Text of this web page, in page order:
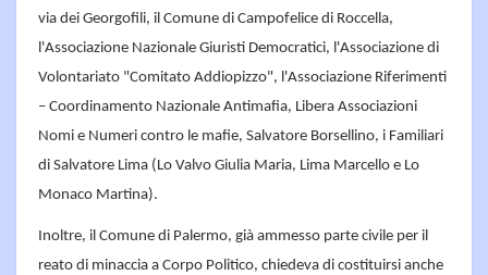
via dei Georgofili, il Comune di Campofelice di Roccella,
l'Associazione Nazionale Giuristi Democratici, l'Associazione di
Volontariato "Comitato Addiopizzo", l'Associazione Riferimenti
– Coordinamento Nazionale Antimafia, Libera Associazioni
Nomi e Numeri contro le mafie, Salvatore Borsellino, i Familiari
di Salvatore Lima (Lo Valvo Giulia Maria, Lima Marcello e Lo
Monaco Martina).
Inoltre, il Comune di Palermo, già ammesso parte civile per il
reato di minaccia a Corpo Politico, chiedeva di costituirsi anche